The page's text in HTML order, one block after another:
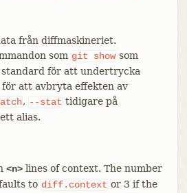
från diffmaskineriet.
som git showsom
standard för att undertrycka
att avbryta effekten av
, --stat tidigare på
alias.
<n>lines of context. The number
to diff.context or 3 if the